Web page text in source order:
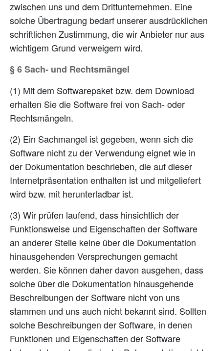
zwischen uns und dem Drittunternehmen. Eine
solche Übertragung bedarf unserer ausdrücklichen
schriftlichen Zustimmung, die wir Anbieter nur aus
wichtigem Grund verweigern wird.
§ 6 Sach- und Rechtsmängel
(1) Mit dem Softwarepaket bzw. dem Download
erhalten Sie die Software frei von Sach- oder
Rechtsmängeln.
(2) Ein Sachmangel ist gegeben, wenn sich die
Software nicht zu der Verwendung eignet wie in
der Dokumentation beschrieben, die auf dieser
Internetpräsentation enthalten ist und mitgeliefert
wird bzw. mit herunterladbar ist.
(3) Wir prüfen laufend, dass hinsichtlich der
Funktionsweise und Eigenschaften der Software
an anderer Stelle keine über die Dokumentation
hinausgehenden Versprechungen gemacht
werden. Sie können daher davon ausgehen, dass
solche über die Dokumentation hinausgehende
Beschreibungen der Software nicht von uns
stammen und uns auch nicht bekannt sind. Sollten
solche Beschreibungen der Software, in denen
Funktionen und Eigenschaften der Software